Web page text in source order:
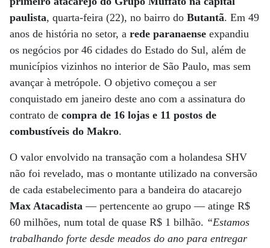
paulista, quarta-feira (22), no bairro do Butantã. Em 49
anos de história no setor, a rede paranaense expandiu
os negócios por 46 cidades do Estado do Sul, além de
municípios vizinhos no interior de São Paulo, mas sem
avançar à metrópole. O objetivo começou a ser
conquistado em janeiro deste ano com a assinatura do
contrato de compra de 16 lojas e 11 postos de
combustíveis do Makro.
O valor envolvido na transação com a holandesa SHV
não foi revelado, mas o montante utilizado na conversão
de cada estabelecimento para a bandeira do atacarejo
Max Atacadista — pertencente ao grupo — atinge R$
60 milhões, num total de quase R$ 1 bilhão. “Estamos
trabalhando forte desde meados do ano para entregar